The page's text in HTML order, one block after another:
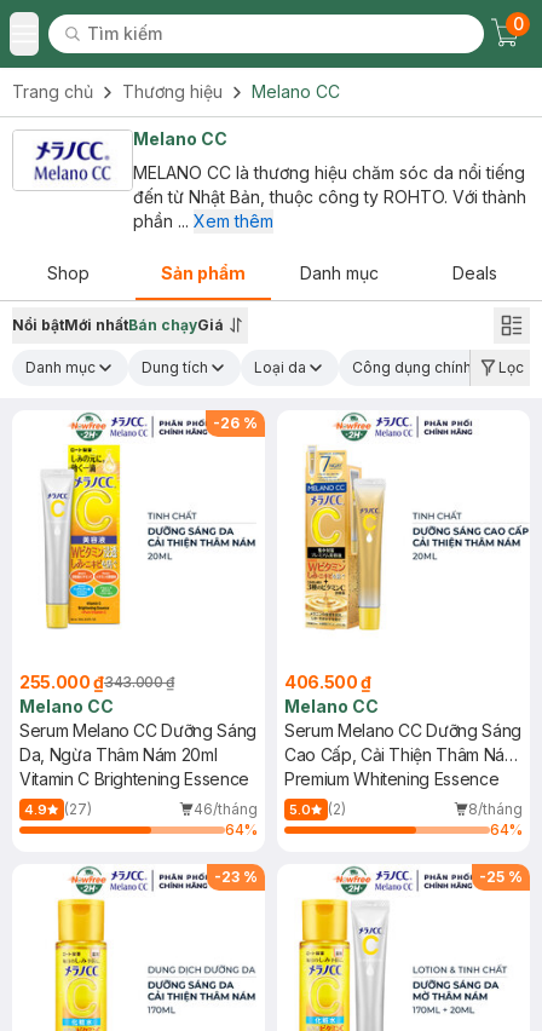
Toggle Menu
Tìm kiếm
Tìm kiếm
0
Trang chủ Thương hiệu Melano CC
Melano CC
MELANO CC là thương hiệu chăm sóc da nổi tiếng
đến từ Nhật Bản, thuộc công ty ROHTO. Với thành
phần ... Xem thêm
Shop Sản phẩm Danh mục Deals
Nổi bậtMới nhấtBán chạyGiá
Danh mục Dung tích Loại da Công dụng chính Lọc
-26 %
255.000 ₫343.000 ₫
Melano CC
Serum Melano CC Dưỡng Sáng
Da, Ngừa Thâm Nám 20ml
Vitamin C Brightening Essence
4.9 (27)
46/tháng
64%
406.500 ₫
Melano CC
Serum Melano CC Dưỡng Sáng
Cao Cấp, Cải Thiện Thâm Nám
20ml
Premium Whitening Essence
5.0 (2)
8/tháng
64%
-23 % -25 %